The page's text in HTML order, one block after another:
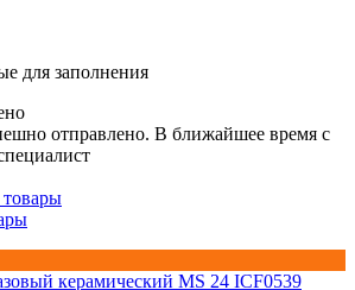
для заполнения
отправлено. В ближайшее время с